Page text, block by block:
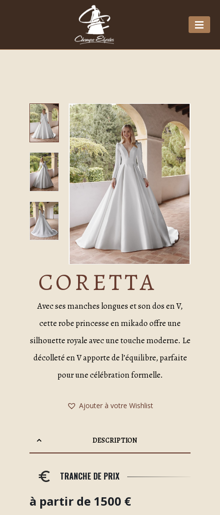
CORETTA
Avec ses manches longues et son dos en V,
cette robe princesse en mikado offre une
silhouette royale avec une touche moderne. Le
décolleté en V apporte de l’équilibre, parfaite
pour une célébration formelle.
Ajouter à votre Wishlist
DESCRIPTION
TRANCHE DE PRIX
à partir de 1500 €